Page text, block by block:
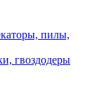
пилы,
гвоздодеры